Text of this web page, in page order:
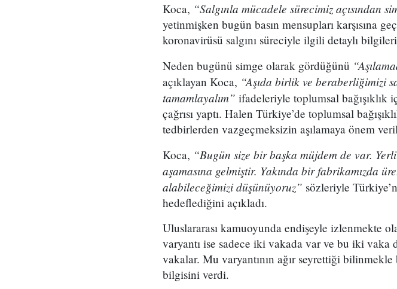
Koca, “Salgınla mücadele sürecimiz açısından
yetinmişken bugün basın mensupları karşısına
koronavirüsü salgını süreciyle ilgili detaylı bilgileri
Neden bugünü simge olarak gördüğünü
açıklayan Koca, “Aşıda birlik ve beraberliğimizi
tamamlayalım” ifadeleriyle toplumsal bağışıklık
çağrısı yaptı. Halen Türkiye’de toplumsal
tedbirlerden vazgeçmeksizin aşılamaya önem
Koca, “Bugün size bir başka müjdem de var.
aşamasına gelmiştir. Yakında bir fabrikamızda
alabileceğimizi düşünüyoruz” sözleriyle
hedeflediğini açıkladı.
Uluslararası kamuoyunda endişeyle izlenmekte
varyantı ise sadece iki vakada var ve bu iki
vakalar. Mu varyantının ağır seyrettiği
bilgisini verdi.